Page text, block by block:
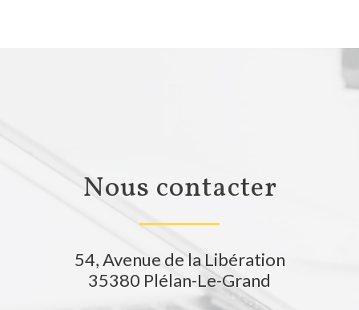
nous contacter
54, Avenue de la Libération
35380 Plélan-Le-Grand